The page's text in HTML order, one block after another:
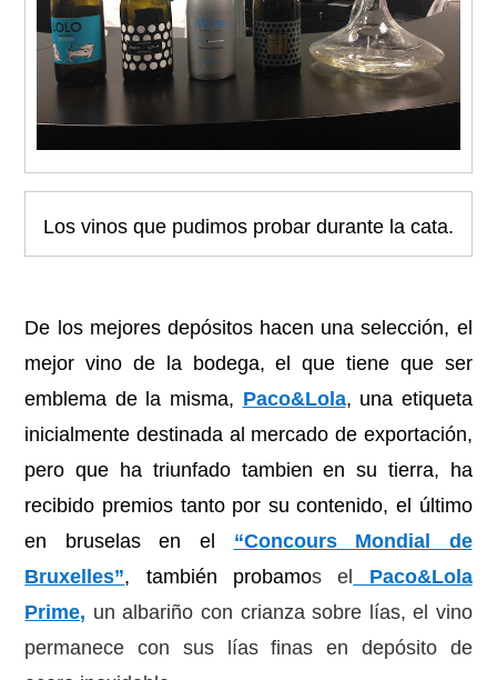
Los vinos que pudimos probar durante la cata.
De los mejores depósitos hacen una selección, el
mejor vino de la bodega, el que tiene que ser
emblema de la misma, Paco&Lola, una etiqueta
inicialmente destinada al mercado de exportación,
pero que ha triunfado tambien en su tierra, ha
recibido premios tanto por su contenido, el último
en bruselas en el “Concours Mondial de
Bruxelles”, también probamos el
Paco&Lola
Prime, un albariño con crianza sobre lías, el vino
permanece con sus lías finas en depósito de